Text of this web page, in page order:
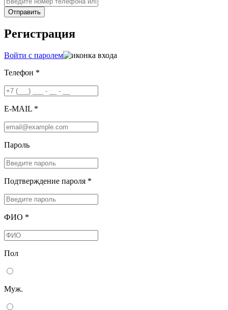
Отправить
Регистрация
Войти с паролем
Телефон *
E-MAIL *
Пароль
Подтверждение пароля *
ФИО *
Пол
Муж.